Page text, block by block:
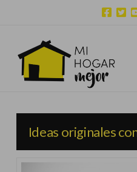
Ideas originales